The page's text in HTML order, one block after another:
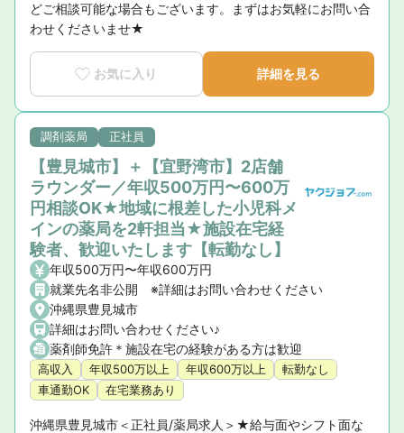
どご相談可能な場合もございます。まずはお気軽にお問い合
わせくださいませ★
お気に入り 詳細を見る
調剤薬局 正社員
【豊見城市】＋【宜野湾市】2店舗
ラウンダー／年収500万円〜600万
円相談OK★地域に根差した小児科メ
インの薬局を2軒担当★施設在宅経
験者、歓迎いたします【転勤なし】
年収500万円〜年収600万円
就業先名非公開 ※詳細はお問い合わせください
沖縄県豊見城市
詳細はお問い合わせください♪
薬剤師免許＊施設在宅の経験がある方は歓迎
高収入 年収500万以上 年収600万以上
転勤なし
車通勤OK
在宅業務あり
沖縄県豊見城市＜正社員/薬局求人＞★給与面やシフト面な